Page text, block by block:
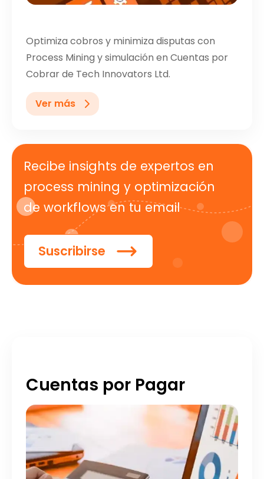
Optimiza cobros y minimiza disputas con
Process Mining y simulación en Cuentas por
Cobrar de Tech Innovators Ltd.
Ver más
Recibe insights de expertos en
process mining y optimización
de workflows en tu email
Suscribirse
Cuentas por Pagar